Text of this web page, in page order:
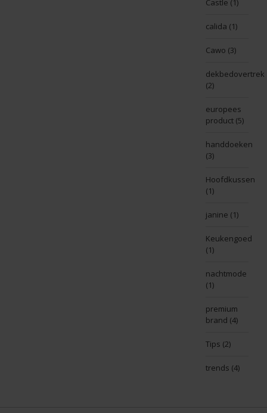
Castle (1)
calida (1)
Cawo (3)
dekbedovertrek
(2)
europees
product (5)
handdoeken
(3)
Hoofdkussen
(1)
janine (1)
Keukengoed
(1)
nachtmode
(1)
premium
brand (4)
Tips (2)
trends (4)